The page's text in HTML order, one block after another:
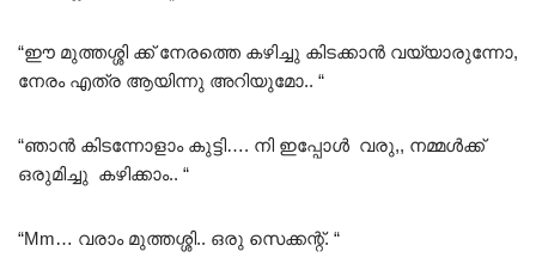
“ഈ മുത്തശ്ശി ക്ക് നേരത്തെ കഴിച്ചു കിടക്കാൻ വയ്യാരുന്നോ,
നേരം എത്ര ആയിന്നു അറിയുമോ.. “
“ഞാൻ കിടന്നോളാം കുട്ടി…. നി ഇപ്പോൾ വരു,, നമ്മൾക്ക്
ഒരുമിച്ചു കഴിക്കാം.. “
“Mm… വരാം മുത്തശ്ശി.. ഒരു സെക്കന്റ്‌. “